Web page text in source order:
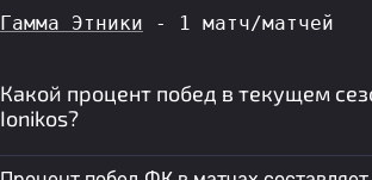
Гамма Этники - 1 матч/матчей
Какой процент побед в текущем
Ionikos?